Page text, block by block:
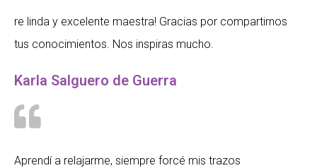
re linda y excelente maestra! Gracias por compartirnos
tus conocimientos. Nos inspiras mucho.
Karla Salguero de Guerra
Aprendí a relajarme, siempre forcé mis trazos